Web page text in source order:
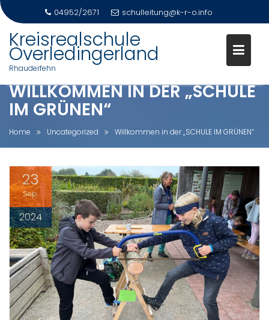
content
04952/2671 schulleitung@k-r-o.info
Kreisrealschule
Overledingerland
Rhauderfehn
WILLKOMMEN IN DER „SCHULE
IM GRÜNEN“
Home Uncategorized Willkommen in der „SCHULE IM GRÜNEN“
23
Sep.
2024